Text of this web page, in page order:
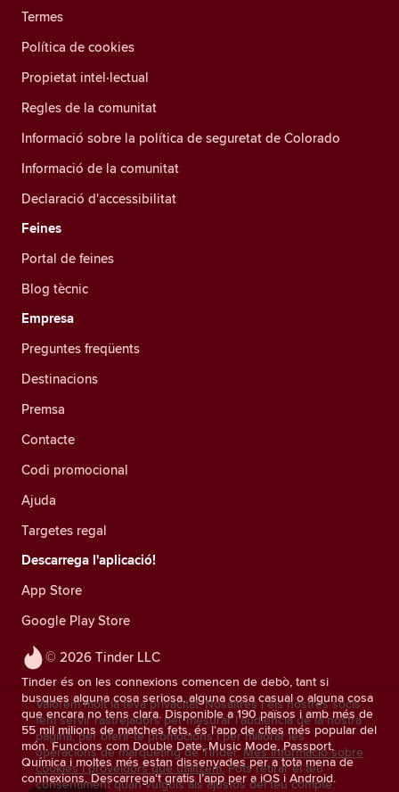
© 2026 Tinder LLC
Tinder és on les connexions comencen de debò, tant si
busques alguna cosa seriosa, alguna cosa casual o alguna cosa
que encara no tens clara. Disponible a 190 països i amb més de
55 mil milions de matches fets, és l'app de cites més popular del
món. Funcions com Double Date, Music Mode, Passport,
Química i moltes més estan dissenyades per a tota mena de
connexions. Descarrega't gratis l’app per a iOS i Android.
Termes
Política de cookies
Propietat intel·lectual
Regles de la comunitat
Informació sobre la política de seguretat de Colorado
Informació de la comunitat
Declaració d'accessibilitat
Feines
Portal de feines
Blog tècnic
Empresa
Preguntes freqüents
Destinacions
Premsa
Contacte
Codi promocional
Ajuda
Targetes regal
Descarrega l'aplicació!
App Store
Google Play Store
Valorem molt la teva privacitat. Nosaltres i els nostres socis
fem servir rastrejadors per mesurar l'audiència de la nostra
pàgina, per oferir-te promocions i per millorar les
operacions de màrqueting de Tinder. Més informació sobre
cookies i proveïdors que utilitzem. Pots retirar el teu
consentiment quan vulguis als ajustos del teu compte.